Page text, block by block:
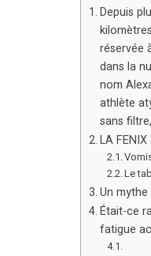
Depuis
réservée
dans la
nom
athlète
sans
LA FENIX
Le
Un
Était-ce
fatigue